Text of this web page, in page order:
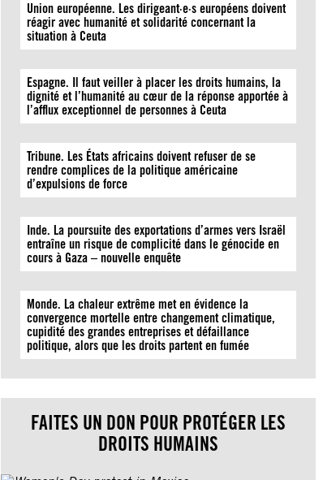
Union européenne. Les dirigeant·e·s européens doivent
réagir avec humanité et solidarité concernant la
situation à Ceuta
Espagne. Il faut veiller à placer les droits humains, la
dignité et l’humanité au cœur de la réponse apportée à
l’afflux exceptionnel de personnes à Ceuta
Tribune. Les États africains doivent refuser de se
rendre complices de la politique américaine
d’expulsions de force
Inde. La poursuite des exportations d’armes vers Israël
entraîne un risque de complicité dans le génocide en
cours à Gaza – nouvelle enquête
Monde. La chaleur extrême met en évidence la
convergence mortelle entre changement climatique,
cupidité des grandes entreprises et défaillance
politique, alors que les droits partent en fumée
FAITES UN DON POUR PROTÉGER LES
DROITS HUMAINS